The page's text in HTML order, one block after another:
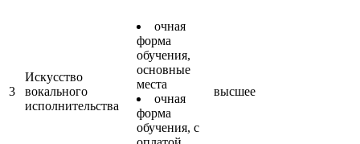
3
Искусство
вокального
исполнительства
очная
форма
обучения,
основные
места
очная
форма
обучения, с
высшее